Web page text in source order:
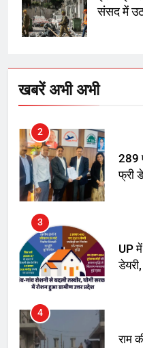
संसद में
खबरें अभी अभी
मां
अमर
2
289
फ्री
3
UP में
4
राम